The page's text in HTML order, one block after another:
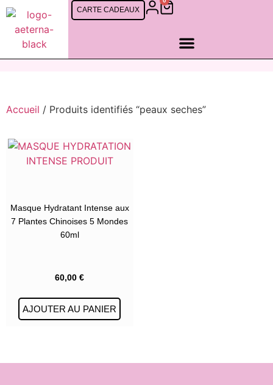
CARTE CADEAUX
Accueil / Produits identifiés “peaux seches”
Masque Hydratant Intense aux
7 Plantes Chinoises 5 Mondes
60ml
60,00€
AJOUTER AU PANIER